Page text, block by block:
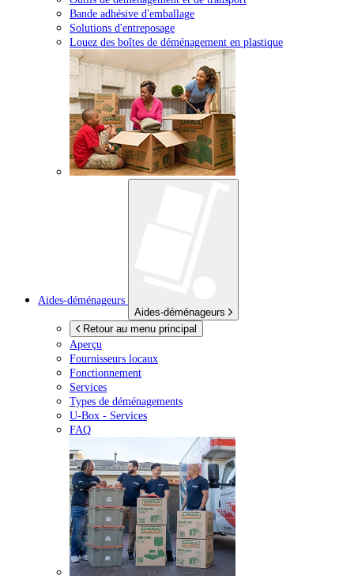
Bande adhésive d'emballage
Solutions d'entreposage
Louez des boîtes de déménagement en plastique
Aides-déménageurs
Aides-déménageurs
Retour au menu principal
Aperçu
Fournisseurs locaux
Fonctionnement
Services
Types de déménagements
U-Box - Services
FAQ